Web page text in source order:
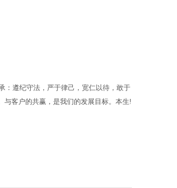
遵纪守法，严于律己，宽仁以待，敢于
客户的共赢，是我们的发展目标。本生!